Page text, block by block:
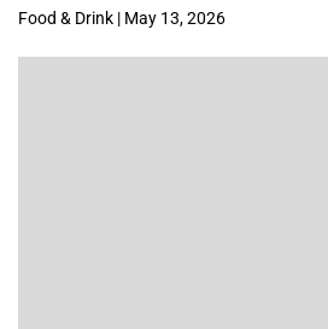
Food & Drink | May 13, 2026